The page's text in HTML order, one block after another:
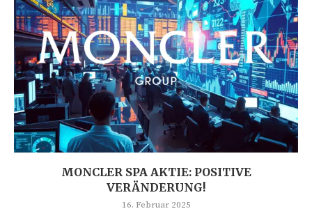
MONCLER SPA AKTIE: POSITIVE
VERÄNDERUNG!
16. Februar 2025